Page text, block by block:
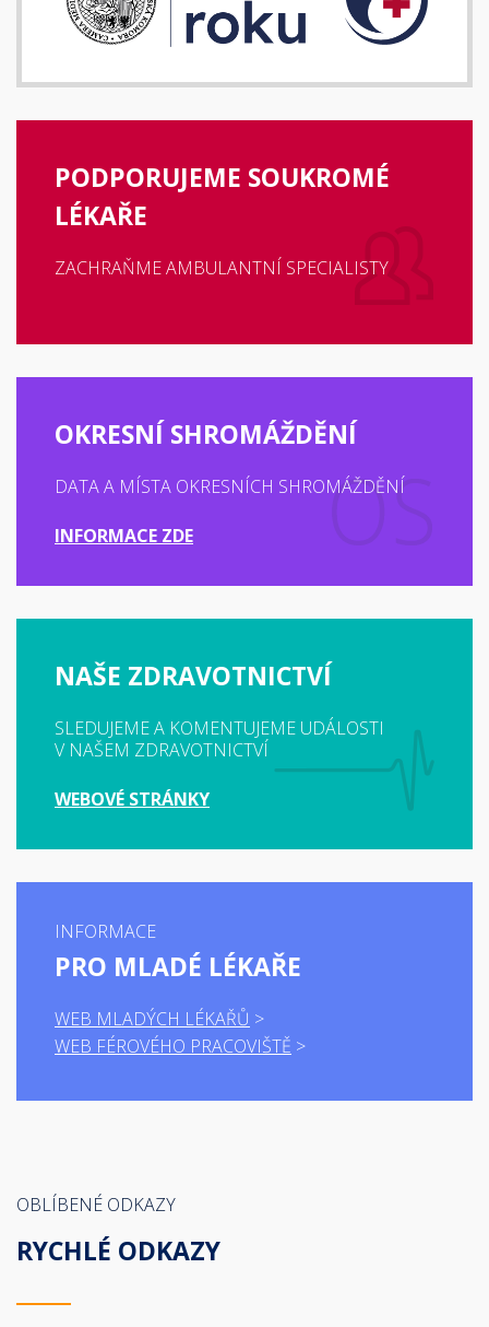
PODPORUJEME SOUKROMÉ
LÉKAŘE
ZACHRAŇME AMBULANTNÍ SPECIALISTY
OKRESNÍ SHROMÁŽDĚNÍ
DATA A MÍSTA OKRESNÍCH SHROMÁŽDĚNÍ
INFORMACE ZDE
NAŠE ZDRAVOTNICTVÍ
SLEDUJEME A KOMENTUJEME UDÁLOSTI
V NAŠEM ZDRAVOTNICTVÍ
WEBOVÉ STRÁNKY
INFORMACE
PRO MLADÉ LÉKAŘE
WEB MLADÝCH LÉKAŘŮ
WEB FÉROVÉHO PRACOVIŠTĚ
OBLÍBENÉ ODKAZY
RYCHLÉ ODKAZY